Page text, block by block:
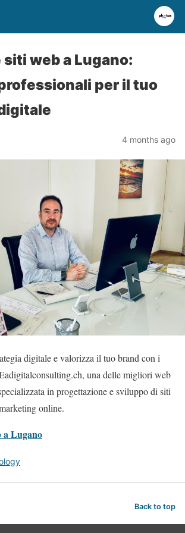
siti web a Lugano:
per il tuo
4 months ago
digitale e valorizza il tuo brand con i
una delle migliori web
in progettazione e sviluppo di siti
online.
a Lugano
Back to top